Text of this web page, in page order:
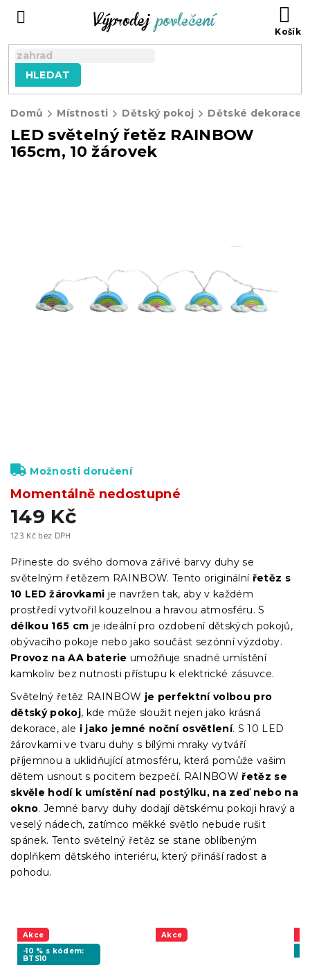
HLEDAT
Domů Místnosti Dětský pokoj Dětské dekorace
LED světelný řetěz RAINBOW
165cm, 10 žárovek
149 Kč
123 Kč bez DPH
cena:
Momentálně nedostupné
Možnosti doručení
Přineste do svého domova zářivé barvy duhy se
světelným řetězem RAINBOW. Tento originální řetěz s
10 LED žárovkami je navržen tak, aby v každém
prostředí vytvořil kouzelnou a hravou atmosféru. S
délkou 165 cm je ideální pro ozdobení dětských pokojů,
obývacího pokoje nebo jako součást sezónní výzdoby.
Provoz na AA baterie umožňuje snadné umístění
kamkoliv bez nutnosti přístupu k elektrické zásuvce.
Světelný řetěz RAINBOW je perfektní volbou pro
dětský pokoj, kde může sloužit nejen jako krásná
dekorace, ale i jako jemné noční osvětlení. S 10 LED
žárovkami ve tvaru duhy s bílými mraky vytváří
příjemnou a uklidňující atmosféru, která pomůže vašim
dětem usnout s pocitem bezpečí. RAINBOWřetěz se
skvěle hodí k umístění nad postýlku, na zeď nebo na
okno. Jemné barvy duhy dodají dětskému pokoji hravý a
veselý nádech, zatímco měkké světlo nebude rušit
spánek. Tento světelný řetěz se stane oblíbeným
doplňkem dětského interiéru, který přináší radost a
pohodu.
Akce
-10 % s kódem:
BTS10
Akce